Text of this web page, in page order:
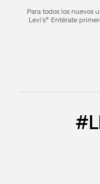
Para todos los nuevos
Levi's® Entérate